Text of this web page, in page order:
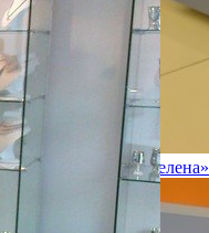
основе стекла «Селена»